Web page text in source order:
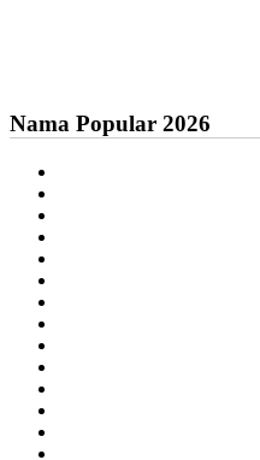
Nama Popular 2026